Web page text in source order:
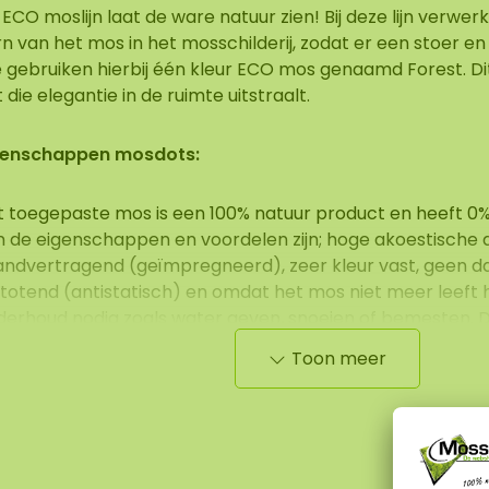
moslijn laat de ware natuur zien! Bij deze lijn
van het mos in het mosschilderij, zodat er een stoer
gebruiken hierbij één kleur ECO mos genaamd Forest.
die elegantie in de ruimte uitstraalt.
mosdots:
toegepaste mos is een 100% natuur product en heeft
de eigenschappen en voordelen zijn; hoge akoestische
(geïmpregneerd), zeer kleur vast, geen
(antistatisch) en omdat het mos niet meer leeft
zijn van de hoogste kwaliteit wat zorgt voor een
mosdot van diameter 100 cm heeft een gewicht van +/-
een akoestische plaat (AkMOStico) in het
Toon meer